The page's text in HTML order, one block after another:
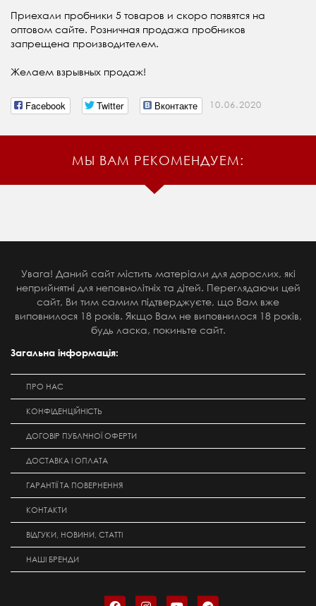
Приехали пробники 5 товаров и скоро появятся на
оптовом сайте. Розничная продажа пробников
запрещена производителем.
Желаем взрывных продаж!
Facebook Twitter Вконтакте 10.06.2020
МЫ ВАМ РЕКОМЕНДУЕМ:
Увага! Даний сайт містить матеріали для дорослих, які
неприйнятні для неповнолітніх та дітей. Переглядаючи цей
сайт, Ви тим самим підтверджуєте, що Вам вже
виповнилося 18 років. Якщо Вам не виповнилося 18 років,
будь ласка, покиньте сайт.
Загальна інформація:
ПРО НАС
КОНФІДЕНЦІЙНІСТЬ
ДОГОВІР ПУБЛІЧНОЇ ОФЕРТИ
ДОСТАВКА І ОПЛАТА
ГАРАНТІЇ ТА ПОВЕРНЕННЯ
КОНТАКТИ
ВІДГУКИ, НОВИНИ, СТАТТІ
НАШІ БРЕНДИ